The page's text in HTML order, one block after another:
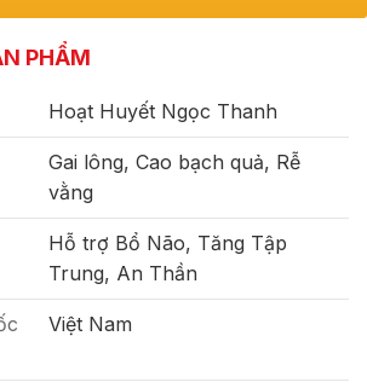
PHẨM
Hoạt Huyết Ngọc Thanh
Gai lông, Cao bạch quả, Rễ
vằng
Hỗ trợ Bổ Não, Tăng Tập
Trung, An Thần
Việt Nam